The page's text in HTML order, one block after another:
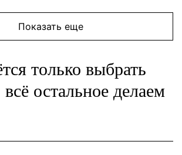
Показать еще
только выбрать
остальное делаем